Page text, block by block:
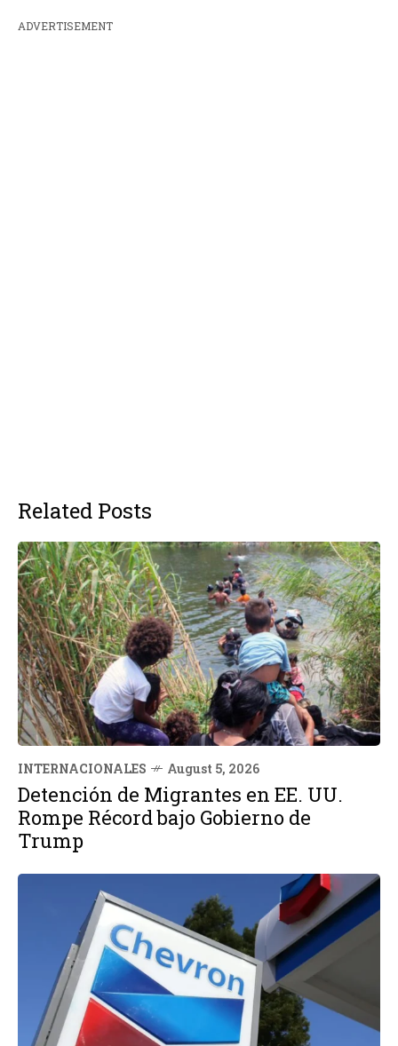
ADVERTISEMENT
Related Posts
INTERNACIONALES August 5, 2026
Detención de Migrantes en EE. UU.
Rompe Récord bajo Gobierno de
Trump